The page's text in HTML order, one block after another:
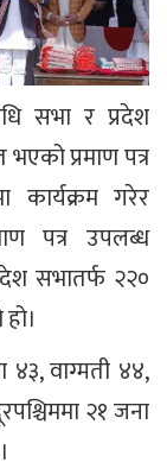
सभा र प्रदेश
प्रमाण पत्र
गरेर
पत्र उपलब्ध
सभातर्फ २२०
४३, वाग्मती ४४,
२१ जना